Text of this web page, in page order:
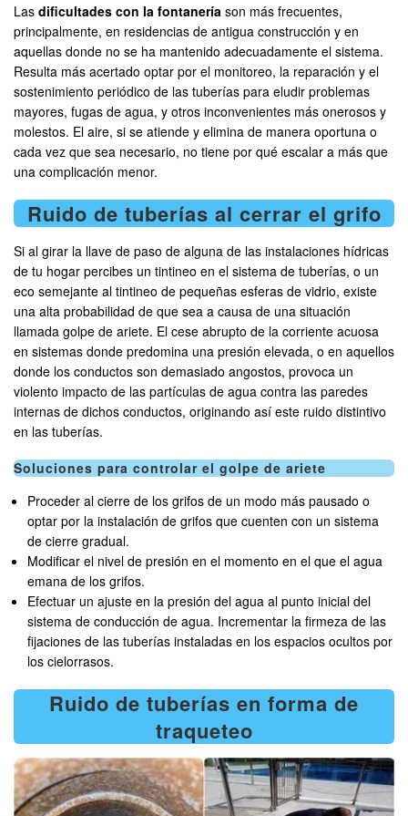
Las dificultades con la fontanería son más frecuentes,
principalmente, en residencias de antigua construcción y en
aquellas donde no se ha mantenido adecuadamente el sistema.
Resulta más acertado optar por el monitoreo, la reparación y el
sostenimiento periódico de las tuberías para eludir problemas
mayores, fugas de agua, y otros inconvenientes más onerosos y
molestos. El aire, si se atiende y elimina de manera oportuna o
cada vez que sea necesario, no tiene por qué escalar a más que
una complicación menor.
Ruido de tuberías al cerrar el grifo
Si al girar la llave de paso de alguna de las instalaciones hídricas
de tu hogar percibes un tintineo en el sistema de tuberías, o un
eco semejante al tintineo de pequeñas esferas de vidrio, existe
una alta probabilidad de que sea a causa de una situación
llamada golpe de ariete. El cese abrupto de la corriente acuosa
en sistemas donde predomina una presión elevada, o en aquellos
donde los conductos son demasiado angostos, provoca un
violento impacto de las partículas de agua contra las paredes
internas de dichos conductos, originando así este ruido distintivo
en las tuberías.
Soluciones para controlar el golpe de ariete
Proceder al cierre de los grifos de un modo más pausado o
optar por la instalación de grifos que cuenten con un sistema
de cierre gradual.
Modificar el nivel de presión en el momento en el que el agua
emana de los grifos.
Efectuar un ajuste en la presión del agua al punto inicial del
sistema de conducción de agua. Incrementar la firmeza de las
fijaciones de las tuberías instaladas en los espacios ocultos por
los cielorrasos.
Ruido de tuberías en forma de
traqueteo